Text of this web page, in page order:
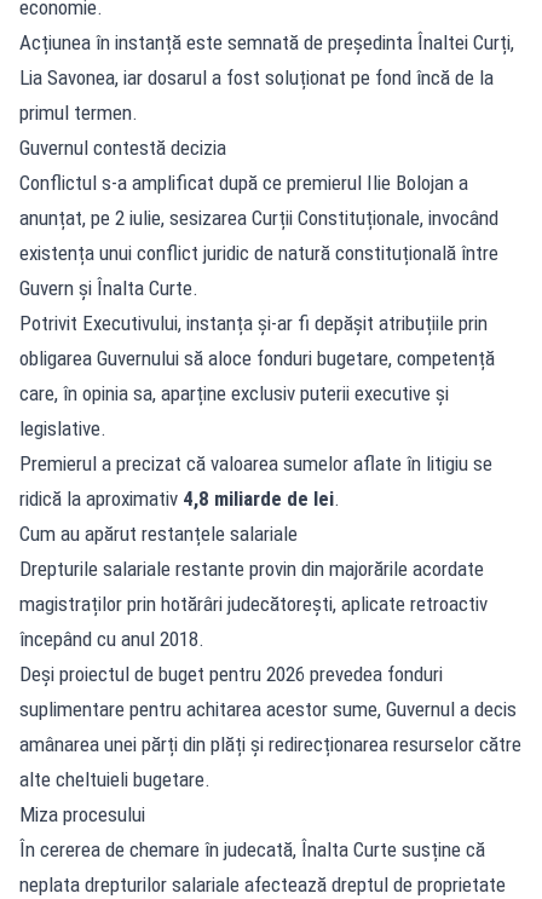
economie.
Acțiunea în instanță este semnată de președinta Înaltei Curți,
Lia Savonea, iar dosarul a fost soluționat pe fond încă de la
primul termen.
Guvernul contestă decizia
Conflictul s-a amplificat după ce premierul Ilie Bolojan a
anunțat, pe 2 iulie, sesizarea Curții Constituționale, invocând
existența unui conflict juridic de natură constituțională între
Guvern și Înalta Curte.
Potrivit Executivului, instanța și-ar fi depășit atribuțiile prin
obligarea Guvernului să aloce fonduri bugetare, competență
care, în opinia sa, aparține exclusiv puterii executive și
legislative.
Premierul a precizat că valoarea sumelor aflate în litigiu se
ridică la aproximativ 4,8 miliarde de lei.
Cum au apărut restanțele salariale
Drepturile salariale restante provin din majorările acordate
magistraților prin hotărâri judecătorești, aplicate retroactiv
începând cu anul 2018.
Deși proiectul de buget pentru 2026 prevedea fonduri
suplimentare pentru achitarea acestor sume, Guvernul a decis
amânarea unei părți din plăți și redirecționarea resurselor către
alte cheltuieli bugetare.
Miza procesului
În cererea de chemare în judecată, Înalta Curte susține că
neplata drepturilor salariale afectează dreptul de proprietate